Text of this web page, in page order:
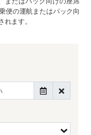
便の運航またはパック向
ます。